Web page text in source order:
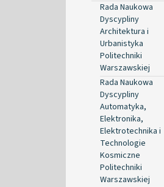
Rada Naukowa
Dyscypliny
Architektura i
Urbanistyka
Politechniki
Warszawskiej
Rada Naukowa
Dyscypliny
Automatyka,
Elektronika,
Elektrotechnika i
Technologie
Kosmiczne
Politechniki
Warszawskiej